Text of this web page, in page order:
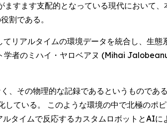
すます支配的となっている現代において
割である。
リアルタイムの環境データを統合し、生態
者のミハイ・ヤロベアヌ (Mihai
、その物理的な記録であるというものであ
ている。 このような環境の中で北極のポ
タイムで反応するカスタムロボットとAIに